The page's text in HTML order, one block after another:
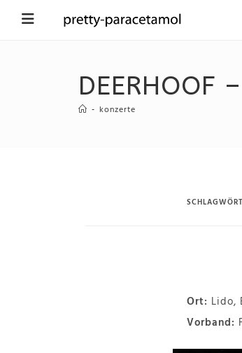
DEERHOOF
- konzerte
Ort: Lido,
Vorband: